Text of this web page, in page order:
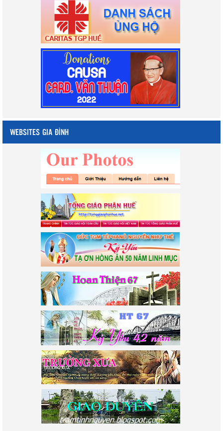
WEBSITES GIA ĐÌNH